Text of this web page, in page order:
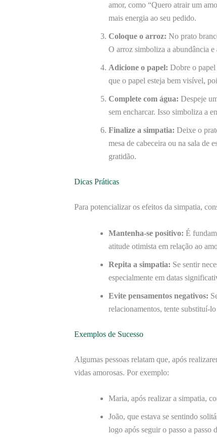
amor, como “Quero atrair um
mais energia ao seu pedido.
Coloque o arroz: No prato
O arroz simboliza a abundância e
Adicione o papel: Dobre o
que o papel esteja bem visível,
Complete com água: Despeje
sem encharcar. Isso simboliza a
Finalize a simpatia: Deixe o
mesa de cabeceira ou na sala de
gratidão.
Dicas Práticas
Para potencializar os efeitos da simpatia,
Mantenha-se positivo: É
atitude otimista em relação ao
Repita a simpatia: Se sentir
especialmente em datas
Evite pensamentos negativos:
relacionamentos, tente substituí-
Exemplos de Sucesso
Algumas pessoas relatam que, após
vidas amorosas. Por exemplo:
Maria, após realizar a simpatia,
João, que estava se sentindo
logo após seguir o passo a passo